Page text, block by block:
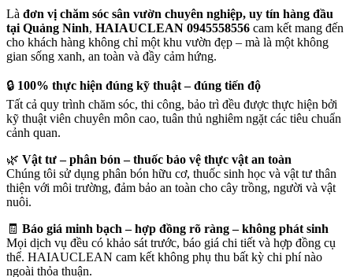
Là đơn vị chăm sóc sân vườn chuyên nghiệp, uy tín hàng đầu
tại Quảng Ninh, HAIAUCLEAN 0945558556 cam kết mang đến
cho khách hàng không chỉ một khu vườn đẹp – mà là một không
gian sống xanh, an toàn và đầy cảm hứng.
🔒 100% thực hiện đúng kỹ thuật – đúng tiến độ
Tất cả quy trình chăm sóc, thi công, bảo trì đều được thực hiện bởi
kỹ thuật viên chuyên môn cao, tuân thủ nghiêm ngặt các tiêu chuẩn
cảnh quan.
🌿 Vật tư – phân bón – thuốc bảo vệ thực vật an toàn
Chúng tôi sử dụng phân bón hữu cơ, thuốc sinh học và vật tư thân
thiện với môi trường, đảm bảo an toàn cho cây trồng, người và vật
nuôi.
🧾 Báo giá minh bạch – hợp đồng rõ ràng – không phát sinh
Mọi dịch vụ đều có khảo sát trước, báo giá chi tiết và hợp đồng cụ
thể. HAIAUCLEAN cam kết không phụ thu bất kỳ chi phí nào
ngoài thỏa thuận.